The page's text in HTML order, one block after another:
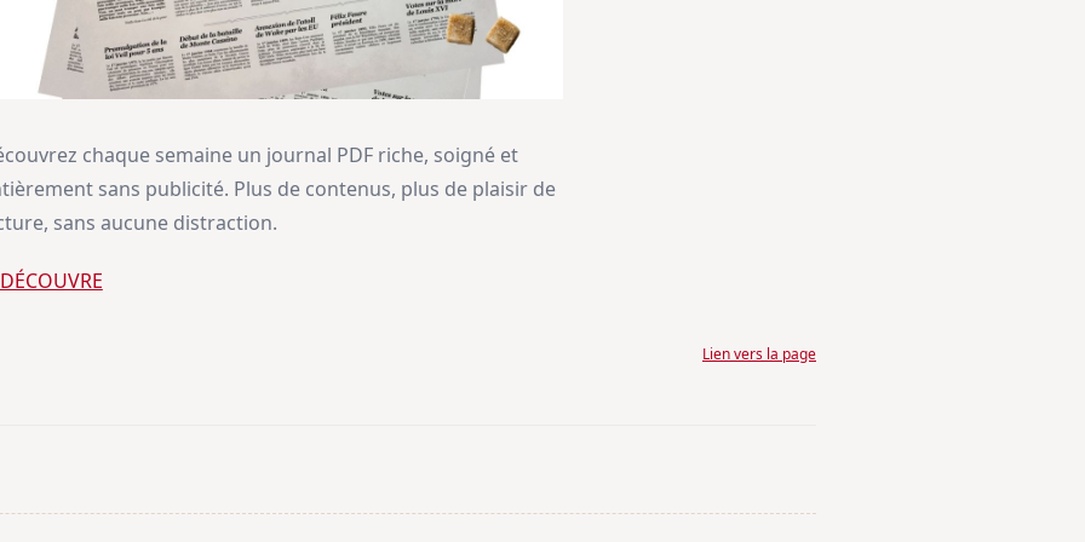
chaque semaine un journal PDF riche, soigné et
sans publicité. Plus de contenus, plus de plaisir de
sans aucune distraction.
DÉCOUVRE
Lien vers la page